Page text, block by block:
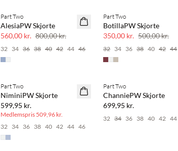
SAVE20
Part Two
AlesiaPW Skjorte
560,00 kr. 800,00 kr.
32 34 36 38 40 42 44 46
SAVE20
Part Two
BotillaPW Skjorte
350,00 kr. 500,00 kr.
32 34 36 38 40 42 44
Part Two
NiminiPW Skjorte
599,95 kr.
Medlemspris 509,96 kr.
32 34 36 38 40 42 44 46
NYHED
Part Two
ChanniePW Skjorte
699,95 kr.
32 34 36 38 40 42 44